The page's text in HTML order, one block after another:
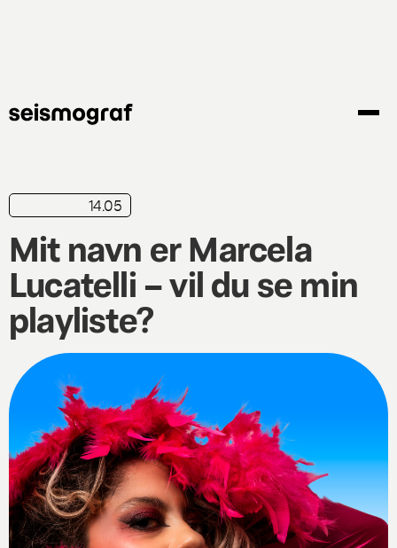
14.05
Mit navn er Marcela
Lucatelli – vil du se min
playliste?